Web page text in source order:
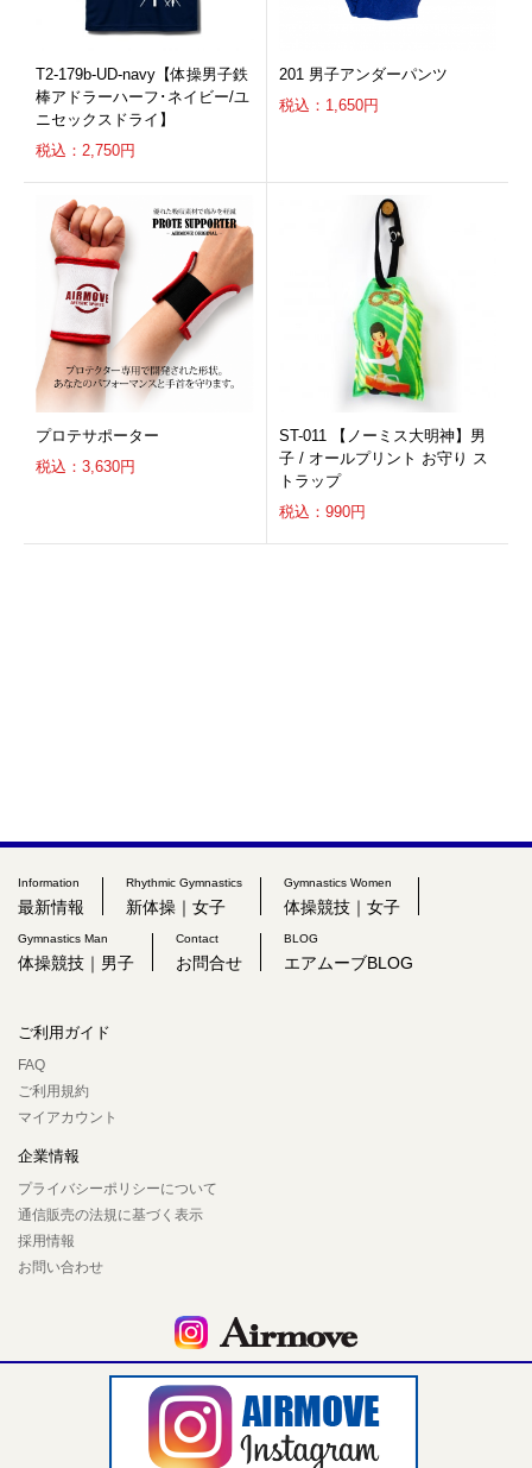
T2-179b-UD-navy【体操男子鉄
棒アドラーハーフ･ネイビー/ユ
ニセックスドライ】
税込：2,750円
201 男子アンダーパンツ
税込：1,650円
プロテサポーター
税込：3,630円
ST-011 【ノーミス大明神】男
子 / オールプリント お守り ス
トラップ
税込：990円
Information
最新情報
Rhythmic Gymnastics
新体操｜女子
Gymnastics Women
体操競技｜女子
Gymnastics Man
体操競技｜男子
Contact
お問合せ
BLOG
エアムーブBLOG
ご利用ガイド
FAQ
ご利用規約
マイアカウント
企業情報
プライバシーポリシーについて
通信販売の法規に基づく表示
採用情報
お問い合わせ